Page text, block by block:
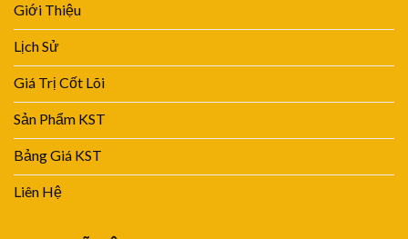
Giới Thiệu
Lịch Sử
Giá Trị Cốt Lõi
Sản Phẩm KST
Bảng Giá KST
Liên Hệ